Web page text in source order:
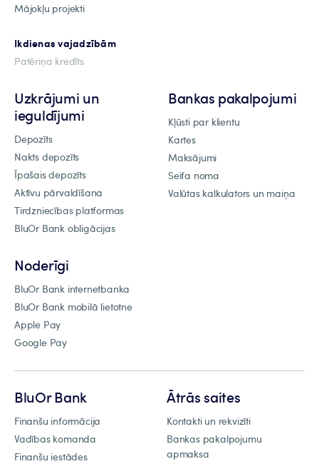
Mājokļu projekti
Ikdienas vajadzībām
Patēriņa kredīts
Uzkrājumi un
ieguldījumi
Depozīts
Nakts depozīts
Īpašais depozīts
Aktīvu pārvaldīšana
Tirdzniecības platformas
BluOr Bank obligācijas
Bankas pakalpojumi
Kļūsti par klientu
Kartes
Maksājumi
Seifa noma
Valūtas kalkulators un maiņa
Noderīgi
BluOr Bank internetbanka
BluOr Bank mobilā lietotne
Apple Pay
Google Pay
BluOr Bank
Finanšu informācija
Vadības komanda
Finanšu iestādes
Ātrās saites
Kontakti un rekvizīti
Bankas pakalpojumu
apmaksa